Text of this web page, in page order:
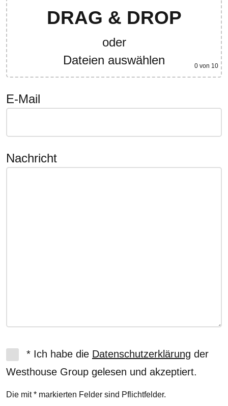
DRAG & DROP
oder
Dateien auswählen
0 von 10
E-Mail
Nachricht
* Ich habe die Datenschutzerklärung der
Westhouse Group gelesen und akzeptiert.
Die mit * markierten Felder sind Pflichtfelder.